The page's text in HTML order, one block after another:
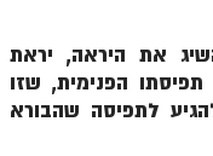
את היראה, יראת
הפנימית, שזו
לתפיסה שהבורא